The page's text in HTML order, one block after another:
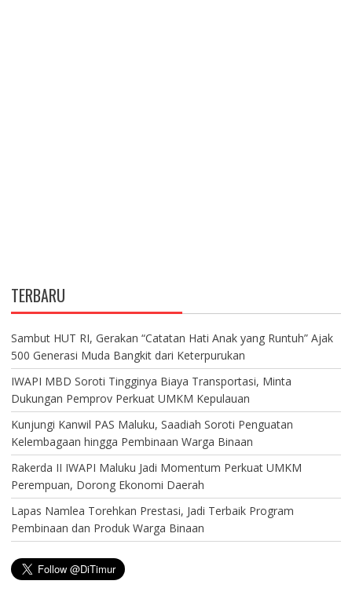
TERBARU
Sambut HUT RI, Gerakan “Catatan Hati Anak yang Runtuh” Ajak
500 Generasi Muda Bangkit dari Keterpurukan
IWAPI MBD Soroti Tingginya Biaya Transportasi, Minta
Dukungan Pemprov Perkuat UMKM Kepulauan
Kunjungi Kanwil PAS Maluku, Saadiah Soroti Penguatan
Kelembagaan hingga Pembinaan Warga Binaan
Rakerda II IWAPI Maluku Jadi Momentum Perkuat UMKM
Perempuan, Dorong Ekonomi Daerah
Lapas Namlea Torehkan Prestasi, Jadi Terbaik Program
Pembinaan dan Produk Warga Binaan